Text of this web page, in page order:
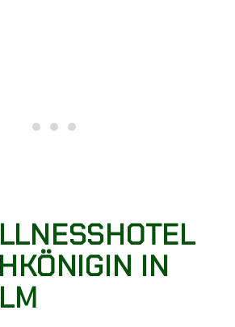
Golf & Wellnesshotel
ihr wellnesshotel in maria
IN